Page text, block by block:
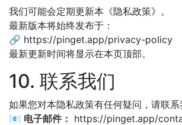
我们可能会定期更新本《隐私政策》。
最新版本将始终发布于：
🔗 https://pinget.app/privacy-policy
最新更新时间将显示在本页顶部。
10. 联系我们
如果您对本隐私政策有任何疑问，请联系
📧 电子邮件： https://pinget.app/